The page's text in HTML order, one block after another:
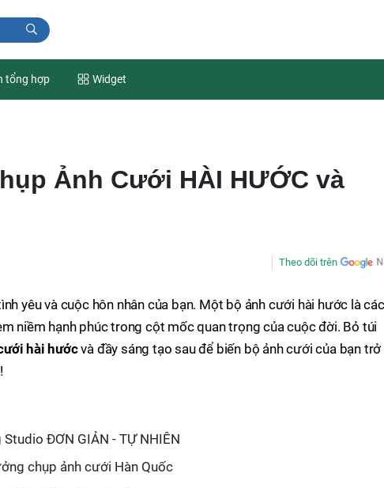
tổng hợp Widget
Ảnh Cưới HÀI HƯỚC và
Theo dõi trên
yêu và cuộc hôn nhân của bạn. Một bộ ảnh cưới hài hước là
niềm hạnh phúc trong cột mốc quan trọng của cuộc đời. Bỏ túi
hài hướcvà đầy sáng tạo sau để biến bộ ảnh cưới của bạn trở
ĐƠN GIẢN - TỰ NHIÊN
chụp ảnh cưới Hàn Quốc